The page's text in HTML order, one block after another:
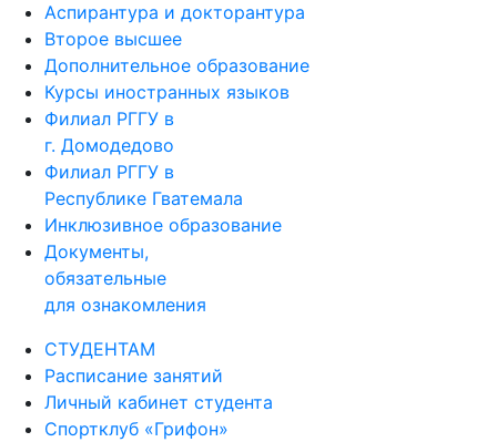
Аспирантура и докторантура
Второе высшее
Дополнительное образование
Курсы иностранных языков
Филиал РГГУ в
г. Домодедово
Филиал РГГУ в
Республике Гватемала
Инклюзивное образование
Документы,
обязательные
для ознакомления
СТУДЕНТАМ
Расписание занятий
Личный кабинет студента
Спортклуб «Грифон»